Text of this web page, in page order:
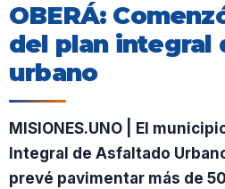
OBERÁ:
del plan integral
urbano
MISIONES.UNO | El
Integral de Asfaltado
prevé pavimentar más de